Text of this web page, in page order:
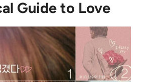
Guide to Love